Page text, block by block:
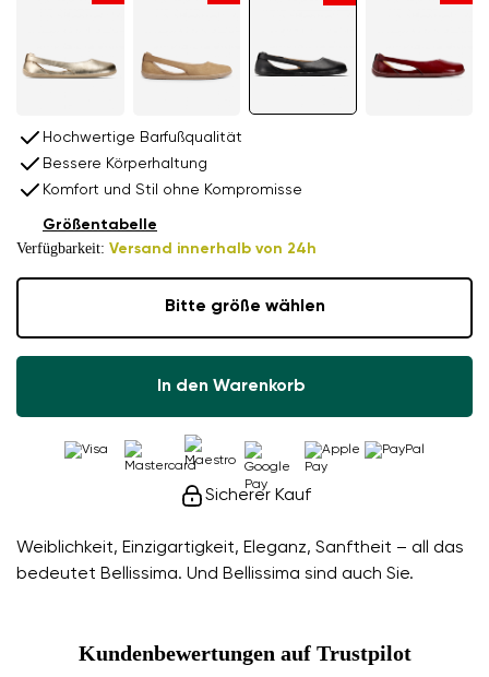
Weiblichkeit, Einzigartigkeit, Eleganz, Sanftheit – all das
bedeutet Bellissima. Und Bellissima sind auch Sie.
Hochwertige Barfußqualität
Bessere Körperhaltung
Komfort und Stil ohne Kompromisse
Verfügbarkeit: Versand innerhalb von 24h
Größentabelle
Bitte größe wählen
In den Warenkorb
Sicherer Kauf
Kundenbewertungen auf Trustpilot